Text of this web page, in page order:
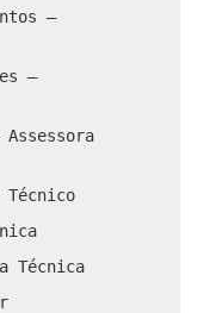
–
–
Técnica